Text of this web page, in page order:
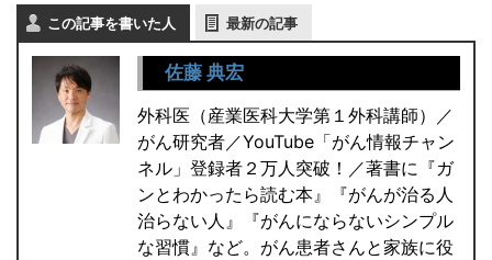
この記事を書いた人 最新の記事
佐藤 典宏
外科医（産業医科大学第１外科講師）／
がん研究者／YouTube「がん情報チャン
ネル」登録者２万人突破！／著書に『ガ
ンとわかったら読む本』『がんが治る人
治らない人』『がんにならないシンプル
な習慣』など。がん患者さんと家族に役